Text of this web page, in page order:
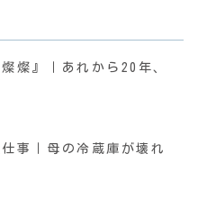
燦燦』｜あれから20年、
事｜母の冷蔵庫が壊れ